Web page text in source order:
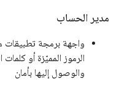
مدير الحساب
واجهة برمجة تطبيقات
الرموز المميّزة أو
والوصول إليها بأمان